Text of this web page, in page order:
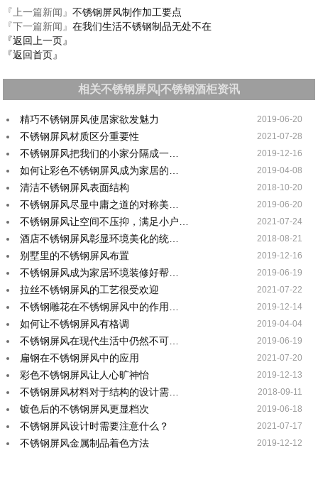
『上一篇新闻』不锈钢屏风制作加工要点
『下一篇新闻』在我们生活不锈钢制品无处不在
『返回上一页』
『返回首页』
相关不锈钢屏风|不锈钢酒柜资讯
精巧不锈钢屏风使居家欲发魅力 2019-06-20
不锈钢屏风材质区分重要性 2021-07-28
不锈钢屏风把我们的小家分隔成一… 2019-12-16
如何让彩色不锈钢屏风成为家居的… 2019-04-08
清洁不锈钢屏风表面结构 2018-10-20
不锈钢屏风尽显中庸之道的对称美… 2019-06-20
不锈钢屏风让空间不压抑，满足小户… 2021-07-24
酒店不锈钢屏风彰显环境美化的统… 2018-08-21
别墅里的不锈钢屏风布置 2019-12-16
不锈钢屏风成为家居环境装修好帮… 2019-06-19
拉丝不锈钢屏风的工艺很受欢迎 2021-07-22
不锈钢雕花在不锈钢屏风中的作用… 2019-12-14
如何让不锈钢屏风有格调 2019-04-04
不锈钢屏风在现代生活中仍然不可… 2019-06-19
扁钢在不锈钢屏风中的应用 2021-07-20
彩色不锈钢屏风让人心旷神怡 2019-12-13
不锈钢屏风材料对于结构的设计需… 2018-09-11
镀色后的不锈钢屏风更显档次 2019-06-18
不锈钢屏风设计时需要注意什么？ 2021-07-17
不锈钢屏风金属制品着色方法 2019-12-12